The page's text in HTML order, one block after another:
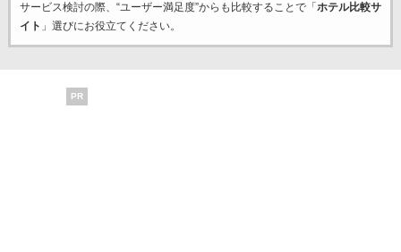
サービス検討の際、“ユーザー満足度”からも比較することで「 ホテル比較サ
イト 」選びにお役立てください。
PR